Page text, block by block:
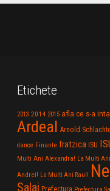
Etichete
2013 2014 2015 afla ce s-a
Ardeal Arnold
dance Finante fratzica ISU
Multi Ani Alexandra! La Multi
Andrei! La Multi Ani Raul!
Salaj Prefectura